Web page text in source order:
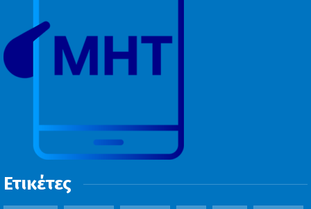
Ετικέτες